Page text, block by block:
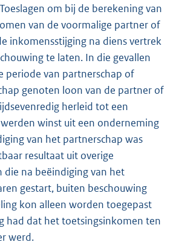
om bij de berekening van
van de voormalige partner of
inkomensstijging na diens vertrek
te laten. In die gevallen
periode van partnerschap of
genoten loon van de partner of
herleid tot een
winst uit een onderneming
van het partnerschap was
resultaat uit overige
die na beëindiging van het
gestart, buiten beschouwing
kon alleen worden toegepast
had dat het toetsingsinkomen ten
werd.